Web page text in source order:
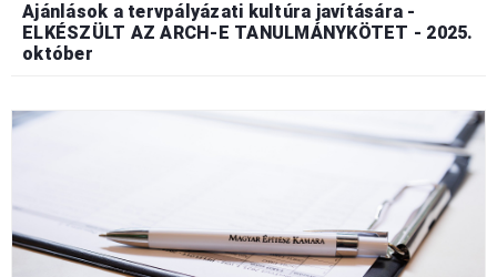
Ajánlások a tervpályázati kultúra javítására -
ELKÉSZÜLT AZ ARCH-E TANULMÁNYKÖTET - 2025.
október